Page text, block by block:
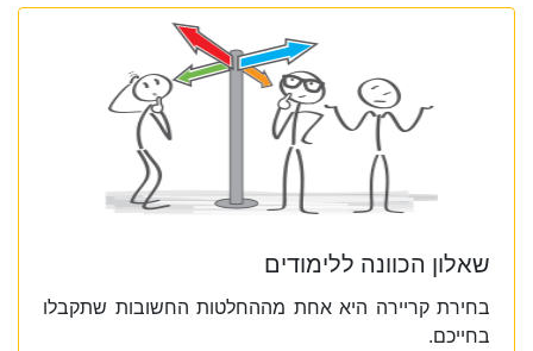
שאלון הכוונה ללימודים
בחירת קריירה היא אחת מההחלטות החשובות שתקבלו
בחייכם.